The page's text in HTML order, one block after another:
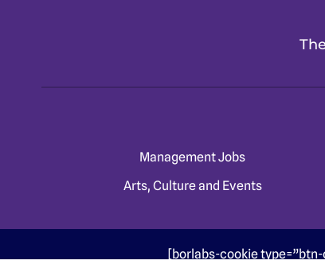
Management Jobs
Arts, Culture and Events
[borlabs-cookie